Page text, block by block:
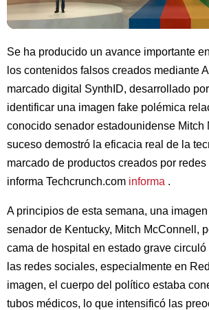
Se ha producido un avance importante
los contenidos falsos creados mediante
marcado digital SynthID, desarrollado por
identificar una imagen fake polémica
conocido senador estadounidense Mitch
suceso demostró la eficacia real de la
marcado de productos creados por
informa Techcrunch.com informa .
A principios de esta semana, una imagen
senador de Kentucky, Mitch McConnell,
cama de hospital en estado grave
las redes sociales, especialmente en
imagen, el cuerpo del político estaba
tubos médicos, lo que intensificó las